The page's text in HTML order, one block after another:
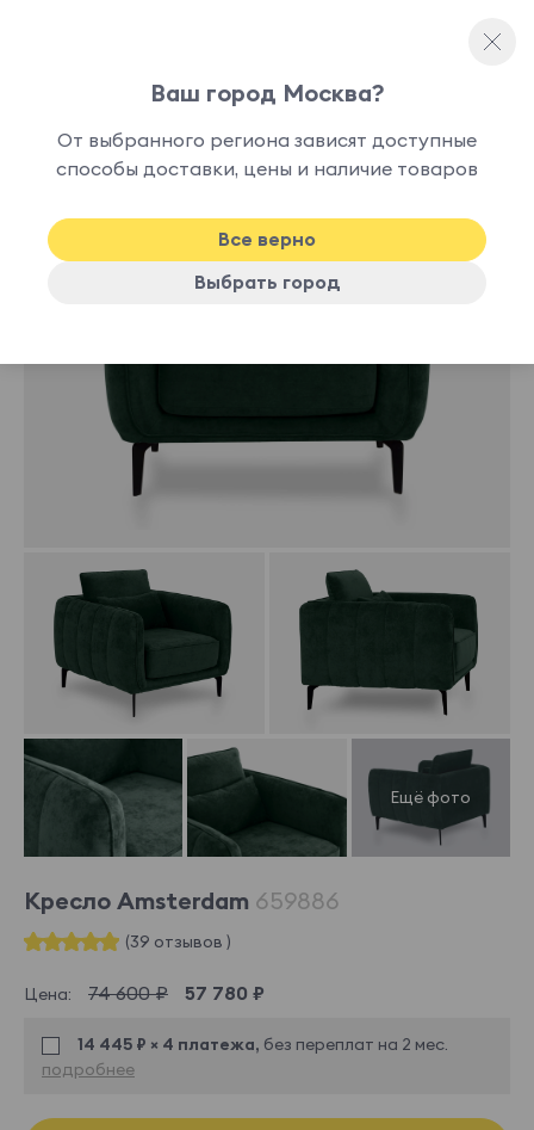
-23%
дней
Кресло Amsterdam 659886
(39 отзывов )
Цена: 74 600 ₽ 57 780 ₽
14 445 ₽ × 4 платежа, без переплат на 2 мес.
подробнее
Ваш город Москва?
От выбранного региона зависят доступные
способы доставки, цены и наличие товаров
Все верно
Выбрать город